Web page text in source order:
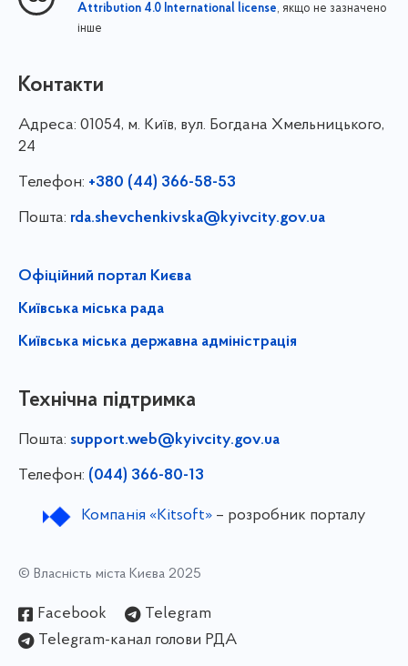
Attribution 4.0 International license, якщо не зазначено
інше
Контакти
Адреса: 01054, м. Київ, вул. Богдана Хмельницького,
24
Телефон: +380 (44) 366-58-53
Пошта: rda.shevchenkivska@kyivcity.gov.ua
Офіційний портал Києва
Київська міська рада
Київська міська державна адміністрація
Технічна підтримка
Пошта: support.web@kyivcity.gov.ua
Телефон: (044) 366-80-13
Компанія «Kitsoft»– розробник порталу
© Власність міста Києва 2025
Facebook
Telegram
Telegram-канал голови РДА